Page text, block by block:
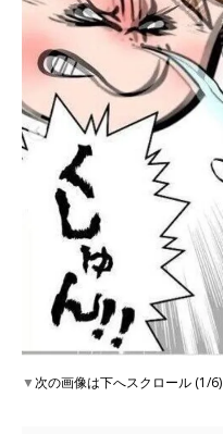
▼次の画像は下へスクロール (1/6)